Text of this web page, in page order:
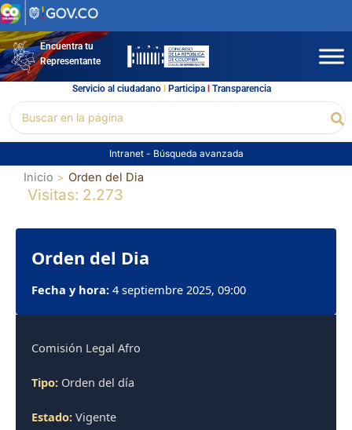
Ir
al
contenidoEncuentra tu
Representante
Servicio al ciudadano l Participal Transparencia
por:
Intranet - Búsqueda avanzada
Inicio Orden del Dia
Visitas: 2.273
Orden del Dia
Fecha y hora: 4 septiembre 2025, 09:00
Comisión Legal Afro
Tipo: Orden del día
Estado: Vigente